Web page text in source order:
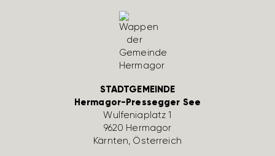
STADTGEMEINDE
Hermagor-Pressegger See
Wulfe­nia­platz 1
9620 Hermagor
Kärnten, Öster­reich